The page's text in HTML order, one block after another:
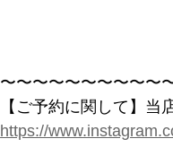
〜〜〜〜〜〜〜〜〜〜
【ご予約に関して】当
https://